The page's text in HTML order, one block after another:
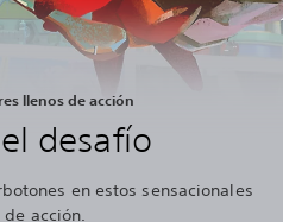
llenos de acción
desafío
en estos sensacionales
de acción.